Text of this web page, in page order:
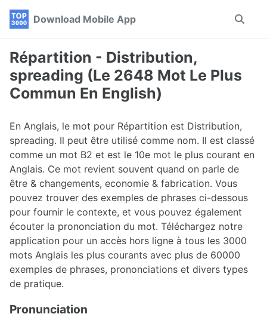
Skip
navigation
Skip
Skip
Download Mobile App
Toggle
Répartition - Distribution,
spreading (Le 2648 Mot Le Plus
Commun En English)
En Anglais, le mot pour Répartition est Distribution,
spreading. Il peut être utilisé comme nom. Il est classé
comme un mot B2 et est le 10e mot le plus courant en
Anglais. Ce mot revient souvent quand on parle de
être & changements, economie & fabrication. Vous
pouvez trouver des exemples de phrases ci-dessous
pour fournir le contexte, et vous pouvez également
écouter la prononciation du mot. Téléchargez notre
application pour un accès hors ligne à tous les 3000
mots Anglais les plus courants avec plus de 60000
exemples de phrases, prononciations et divers types
de pratique.
Pronunciation